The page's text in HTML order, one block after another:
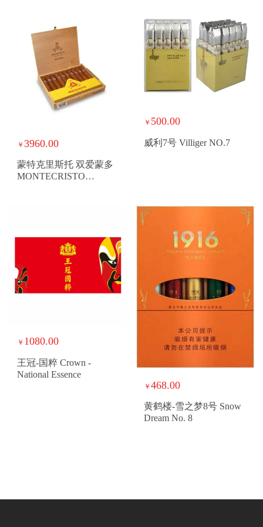
￥ 3960.00
蒙特克里斯托 双爱蒙多
MONTECRISTO
￥ 500.00
威利7号 Villiger NO.7
￥ 1080.00
王冠-国粹 Crown -
National Essence
￥ 468.00
黄鹤楼-雪之梦8号 Snow
Dream No. 8